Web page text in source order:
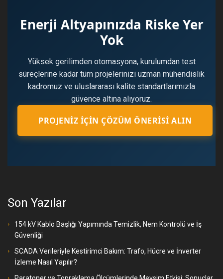
Enerji Altyapınızda Riske Yer
Yok
Yüksek gerilimden otomasyona, kurulumdan test
süreçlerine kadar tüm projelerinizi uzman mühendislik
kadromuz ve uluslararası kalite standartlarımızla
güvence altına alıyoruz.
PROJENIZ İÇIN ÇÖZÜM ÖNERISI ALIN
Son Yazılar
154 kV Kablo Başlığı Yapımında Temizlik, Nem Kontrolü ve İş
Güvenliği
SCADA Verileriyle Kestirimci Bakım: Trafo, Hücre ve İnverter
İzleme Nasıl Yapılır?